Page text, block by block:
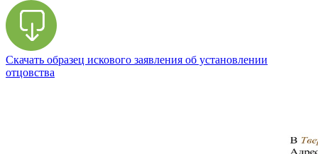
Скачать образец искового заявления об установлении
отцовства